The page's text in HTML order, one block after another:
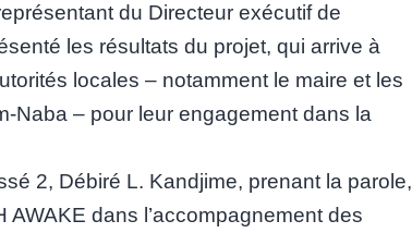
du Directeur exécutif de
les résultats du projet, qui arrive à
locales – notamment le maire et les
Naba – pour leur engagement dans la
2, Débiré L. Kandjime, prenant la parole,
dans l’accompagnement des